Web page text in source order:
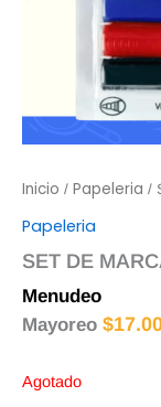
Inicio / Papeleria /
Papeleria
SET DE
Menudeo
Mayoreo $
Agotado